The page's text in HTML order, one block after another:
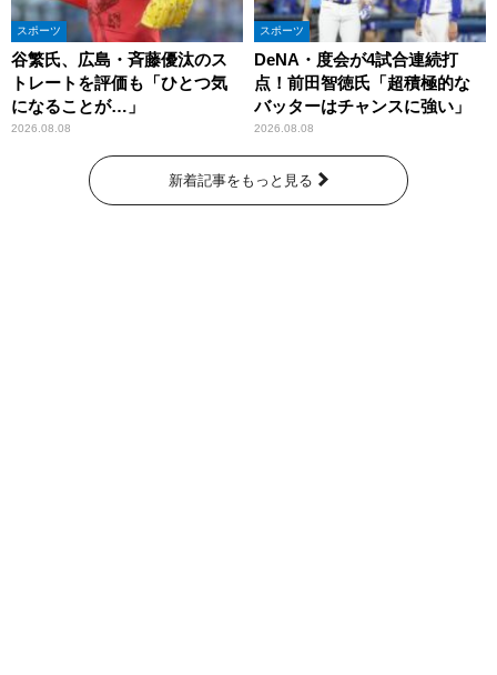
スポーツ
谷繁氏、広島・斉藤優汰のス
トレートを評価も「ひとつ気
になることが…」
2026.08.08
スポーツ
DeNA・度会が4試合連続打
点！前田智徳氏「超積極的な
バッターはチャンスに強い」
2026.08.08
新着記事をもっと見る